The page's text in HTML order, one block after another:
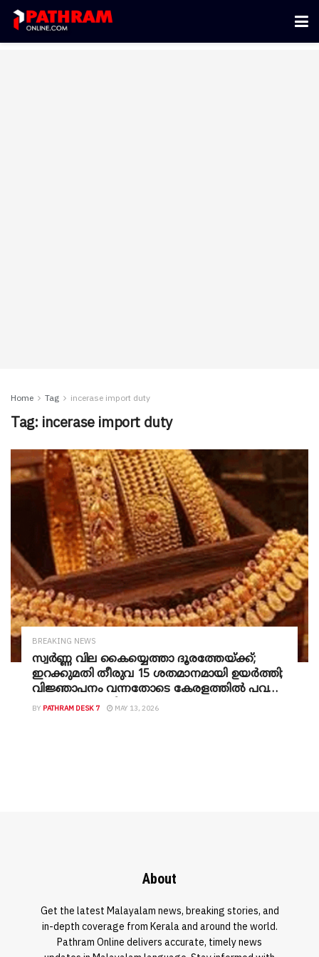
Home Tag incerase import duty
Tag: incerase import duty
BREAKING NEWS
സ്വർണ്ണ വില കൈയ്യെത്താ ദൂരത്തേയ്ക്ക്;
ഇറക്കുമതി തീരുവ 15 ശതമാനമായി ഉയർത്തി;
വിജ്ഞാപനം വന്നതോടെ കേരളത്തിൽ പവന്
10,200 രൂപ കൂടി
BY PATHRAM DESK 7 MAY 13, 2026
About
Get the latest Malayalam news, breaking stories, and
in-depth coverage from Kerala and around the world.
Pathram Online delivers accurate, timely news